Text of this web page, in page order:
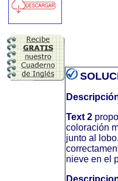
Text 2
coloración
junto al
nieve en el